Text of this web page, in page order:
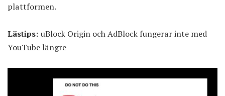
plattformen.
Lästips: uBlock Origin och AdBlock fungerar inte med
YouTube längre